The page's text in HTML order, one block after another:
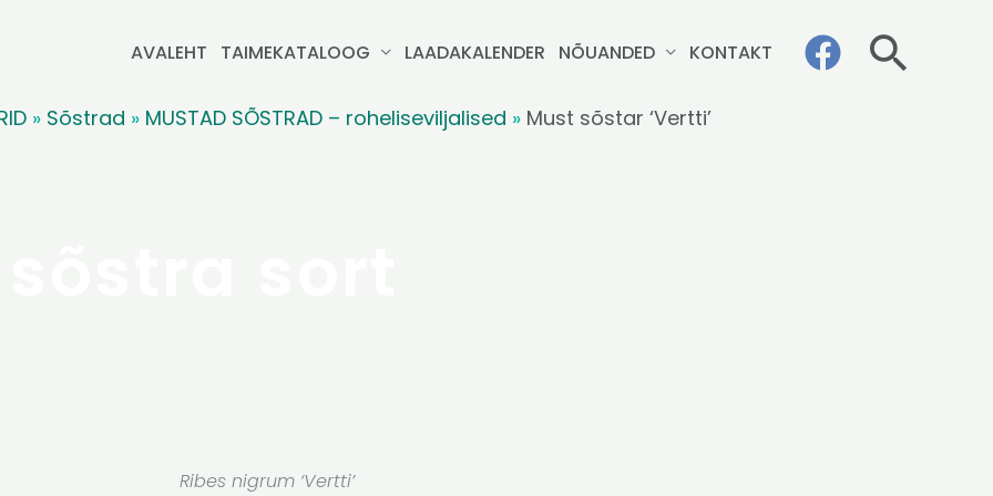
AVALEHT TAIMEKATALOOG LAADAKALENDER NÕUANDED KONTAKT
» Sõstrad » MUSTAD SÕSTRAD – roheliseviljalised » Must sõstar ‘Vertti’
Ribes nigrum ‘Vertti’